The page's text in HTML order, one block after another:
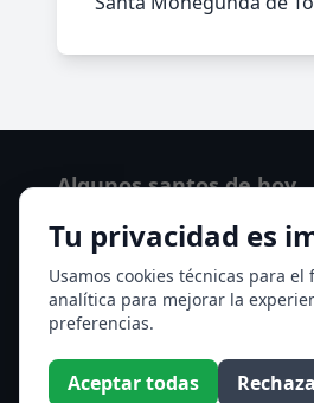
Tu privacidad es
Usamos cookies técnicas para
analítica para mejorar la
preferencias.
Aceptar todas
Algunos santos de hoy
San Cayetano de Thiene
San Sixto II papa
Ver todos los santos de hoy